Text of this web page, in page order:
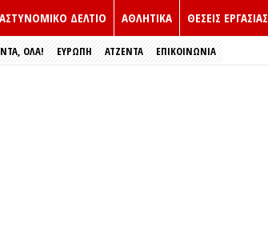
ΑΣΤΥΝΟΜΙΚΟ ΔΕΛΤΙΟ ΑΘΛΗΤΙΚΑ ΘΕΣΕΙΣ ΕΡΓΑΣΙΑΣ
ΟΛΑ! ΕΥΡΏΠΗ ΑΤΖΕΝΤΑ ΕΠΙΚΟΙΝΩΝΙΑ